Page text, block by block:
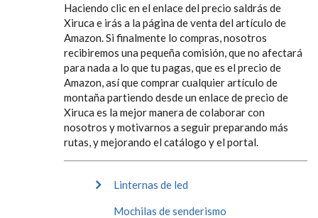
Haciendo clic en el enlace del precio saldrás de
Xiruca e irás a la página de venta del artículo de
Amazon. Si finalmente lo compras, nosotros
recibiremos una pequeña comisión, que no afectará
para nada a lo que tu pagas, que es el precio de
Amazon, así que comprar cualquier artículo de
montaña partiendo desde un enlace de precio de
Xiruca es la mejor manera de colaborar con
nosotros y motivarnos a seguir preparando más
rutas, y mejorando el catálogo y el portal.
Linternas de led
Mochilas de senderismo